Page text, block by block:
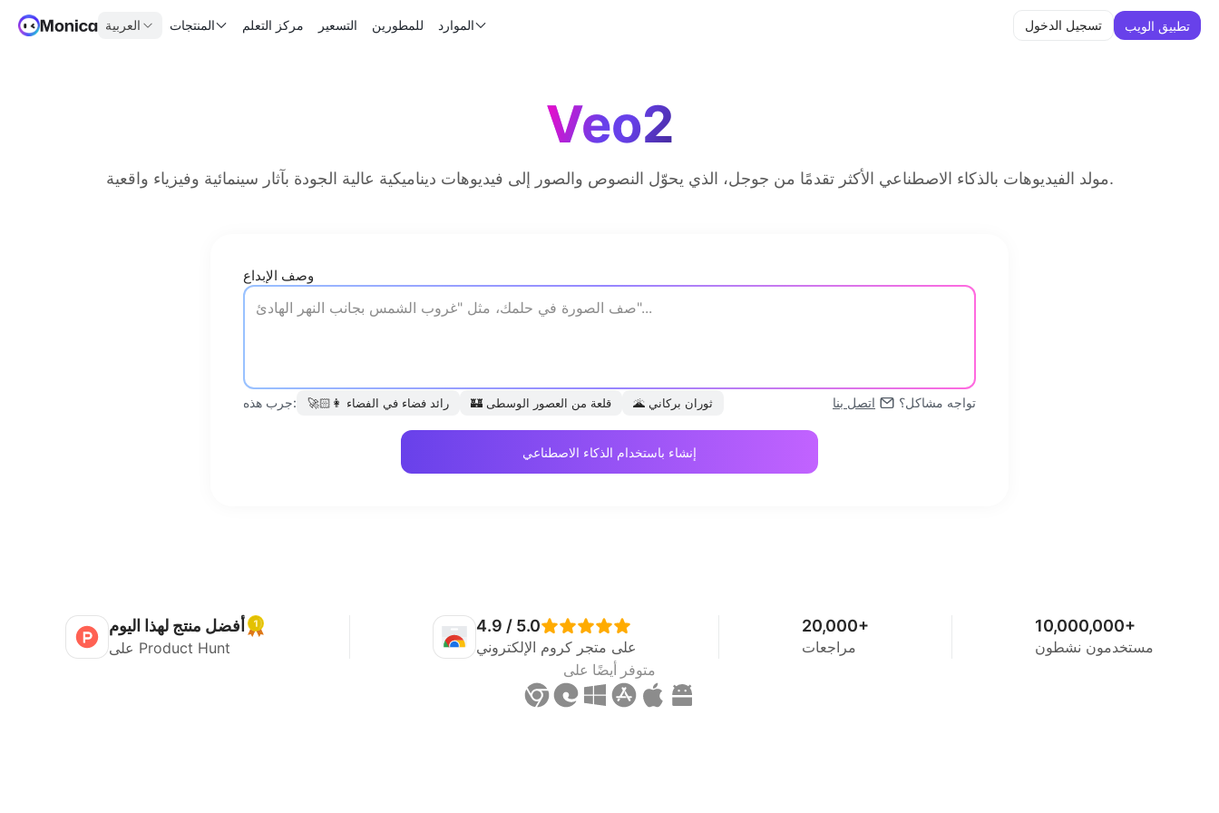
العربية المنتجات مركز التعلم التسعير للمطورين الموارد تسجيل الدخول تطبيق الويب
Veo2
مولد الفيديوهات بالذكاء الاصطناعي الأكثر تقدمًا من جوجل، الذي يحوّل النصوص والصور إلى فيديوهات ديناميكية عالية الجودة بآثار سينمائية وفيزياء واقعية.
وصف الإبداع
جرب هذه: 👩🏻‍🚀 رائد فضاء في الفضاء 🏰 قلعة من العصور الوسطى 🌋 ثوران بركاني تواجه مشاكل؟ اتصل بنا
إنشاء باستخدام الذكاء الاصطناعي
أفضل منتج لهذا اليوم
على Product Hunt
4.9 / 5.0
على متجر كروم الإلكتروني
20,000+
مراجعات
10,000,000+
مستخدمون نشطون
متوفر أيضًا على